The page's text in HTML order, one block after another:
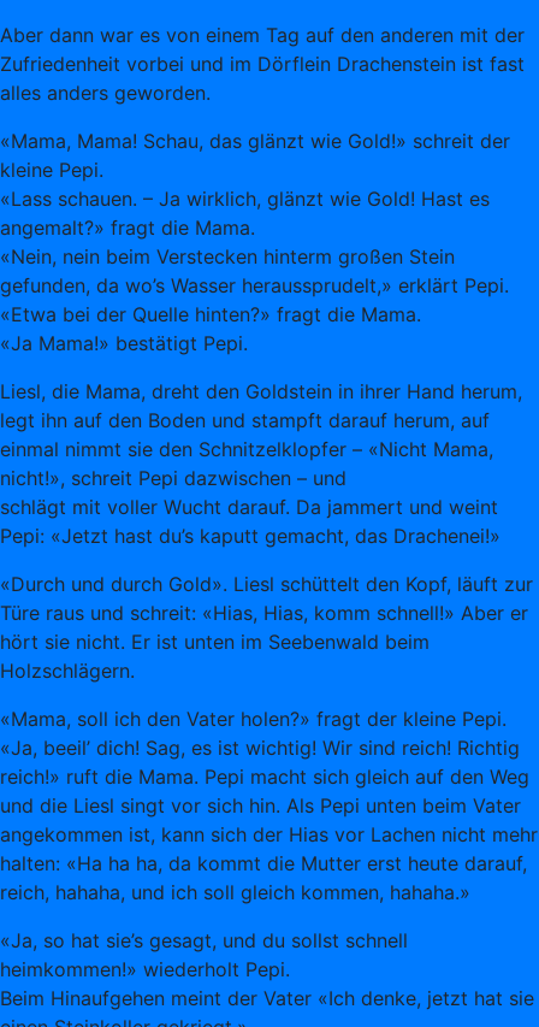
Aber dann war es von einem Tag auf den anderen mit der
Zufriedenheit vorbei und im Dörflein Drachenstein ist fast
alles anders geworden.
«Mama, Mama! Schau, das glänzt wie Gold!» schreit der
kleine Pepi.
«Lass schauen. – Ja wirklich, glänzt wie Gold! Hast es
angemalt?» fragt die Mama.
«Nein, nein beim Verstecken hinterm großen Stein
gefunden, da wo’s Wasser heraussprudelt,» erklärt Pepi.
«Etwa bei der Quelle hinten?» fragt die Mama.
«Ja Mama!» bestätigt Pepi.
Liesl, die Mama, dreht den Goldstein in ihrer Hand herum,
legt ihn auf den Boden und stampft darauf herum, auf
einmal nimmt sie den Schnitzelklopfer – «Nicht Mama,
nicht!», schreit Pepi dazwischen – und
schlägt mit voller Wucht darauf. Da jammert und weint
Pepi: «Jetzt hast du’s kaputt gemacht, das Drachenei!»
«Durch und durch Gold». Liesl schüttelt den Kopf, läuft zur
Türe raus und schreit: «Hias, Hias, komm schnell!» Aber er
hört sie nicht. Er ist unten im Seebenwald beim
Holzschlägern.
«Mama, soll ich den Vater holen?» fragt der kleine Pepi.
«Ja, beeil’ dich! Sag, es ist wichtig! Wir sind reich! Richtig
reich!» ruft die Mama. Pepi macht sich gleich auf den Weg
und die Liesl singt vor sich hin. Als Pepi unten beim Vater
angekommen ist, kann sich der Hias vor Lachen nicht mehr
halten: «Ha ha ha, da kommt die Mutter erst heute darauf,
reich, hahaha, und ich soll gleich kommen, hahaha.»
«Ja, so hat sie’s gesagt, und du sollst schnell
heimkommen!» wiederholt Pepi.
Beim Hinaufgehen meint der Vater «Ich denke, jetzt hat sie